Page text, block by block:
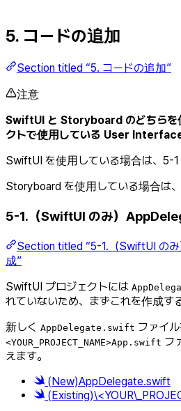
5. コードの追加
Section titled “5. コードの追加”
注意
SwiftUI と Storyboard のどちらを
クトで使用している User Interface
SwiftUI を使用している場合は、5-1
Storyboard を使用している場合は
5-1.（SwiftUI のみ）
Section titled “5-1.（SwiftUI の
成”
SwiftUI プロジェクトには
れていないため、まずこれを作成す
新しく AppDelegate.swift ファイ
<YOUR_PROJECT_NAME>App.swift フ
えます。
(New)AppDelegate.swift